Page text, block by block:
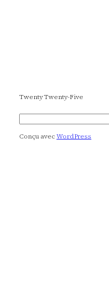
Twenty Twenty-Five
Rechercher
Conçu avecWordPress